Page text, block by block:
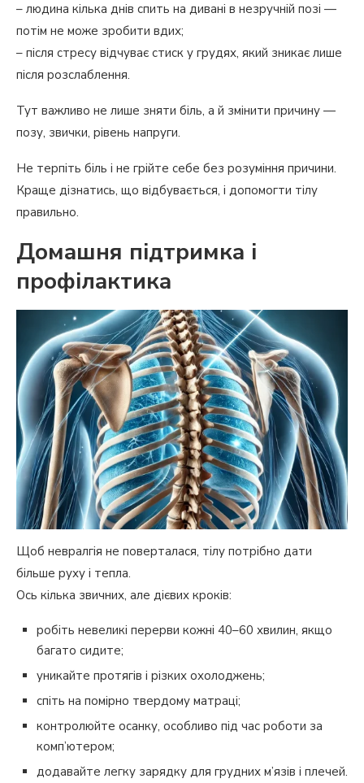
– людина кілька днів спить на дивані в незручній позі —
потім не може зробити вдих;
– після стресу відчуває стиск у грудях, який зникає лише
після розслаблення.
Тут важливо не лише зняти біль, а й змінити причину —
позу, звички, рівень напруги.
Не терпіть біль і не грійте себе без розуміння причини.
Краще дізнатись, що відбувається, і допомогти тілу
правильно.
Домашня підтримка і
профілактика
Щоб невралгія не поверталася, тілу потрібно дати
більше руху і тепла.
Ось кілька звичних, але дієвих кроків:
робіть невеликі перерви кожні 40–60 хвилин, якщо
багато сидите;
уникайте протягів і різких охолоджень;
спіть на помірно твердому матраці;
контролюйте осанку, особливо під час роботи за
комп’ютером;
додавайте легку зарядку для грудних м’язів і плечей.